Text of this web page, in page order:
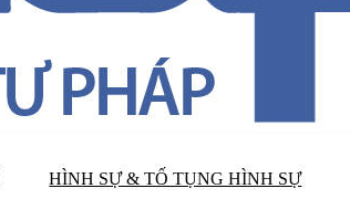
HÌNH SỰ & TỐ TỤNG HÌNH SỰ